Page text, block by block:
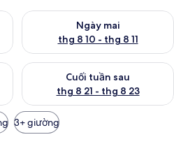
từ thg 8 9 - thg 8 10
Ngày mai
thg 8 10 - thg 8 11
Kiểm tra lượng phòng ngày
này từ thg 8 14 - thg 8 16
Cuối tuần sau
thg 8 21 - thg 8 23
Kiểm tra lượng phòng cuối
3+ giường